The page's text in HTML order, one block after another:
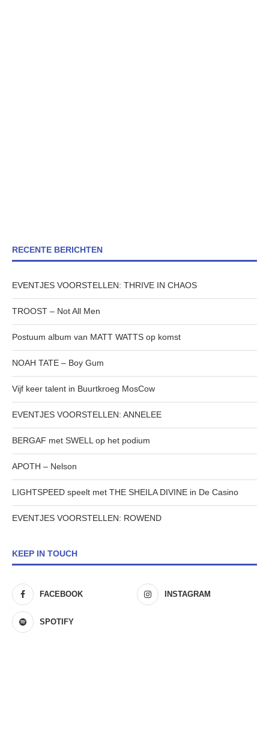
RECENTE BERICHTEN
EVENTJES VOORSTELLEN: THRIVE IN CHAOS
TROOST – Not All Men
Postuum album van MATT WATTS op komst
NOAH TATE – Boy Gum
Vijf keer talent in Buurtkroeg MosCow
EVENTJES VOORSTELLEN: ANNELEE
BERGAF met SWELL op het podium
APOTH – Nelson
LIGHTSPEED speelt met THE SHEILA DIVINE in De Casino
EVENTJES VOORSTELLEN: ROWEND
KEEP IN TOUCH
FACEBOOK INSTAGRAM
SPOTIFY